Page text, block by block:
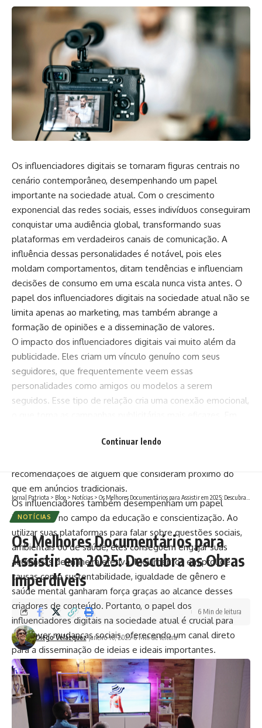
Os influenciadores digitais se tornaram figuras centrais no
cenário contemporâneo, desempenhando um papel
importante na sociedade atual. Com o crescimento
exponencial das redes sociais, esses indivíduos conseguiram
conquistar uma audiência global, transformando suas
plataformas em verdadeiros canais de comunicação. A
influência dessas personalidades é notável, pois eles
moldam comportamentos, ditam tendências e influenciam
decisões de consumo em uma escala nunca vista antes. O
papel dos influenciadores digitais na sociedade atual não se
limita apenas ao marketing, mas também abrange a
formação de opiniões e a disseminação de valores.
O impacto dos influenciadores digitais vai muito além da
publicidade. Eles criam um vínculo genuíno com seus
seguidores, que frequentemente veem essas
personalidades como amigos ou modelos a serem
seguidos. Esse tipo de relação cria uma conexão emocional,
influenciadores digitais na sociedade atual é fundamental
recomendações de alguém que consideram próximo do
que em anúncios tradicionais.
Os influenciadores também desempenham um papel
importante no campo da educação e conscientização. Ao
utilizar suas plataformas para falar sobre questões sociais,
ambientais ou de saúde, eles conseguem engajar suas
audiências de maneira efetiva. Movimentos em prol de
causas como sustentabilidade, igualdade de gênero e
saúde mental ganharam força graças ao alcance desses
criadores de conteúdo. Portanto, o papel dos
influenciadores digitais na sociedade atual é crucial para
promover mudanças sociais, oferecendo um canal direto
para a disseminação de ideias e ideais importantes.
No entanto, nem todos os aspectos do papel dos
influenciadores digitais na sociedade atual são positivos. Há
uma crescente preocupação com a propagação de
informações falsas ou enganosas, também conhecida como
fake news. Como figuras de autoridade em suas áreas, os
Continuar lendo
Jornal Patriota > Blog > Notícias > Os Melhores Documentários para Assistir em 2025: Descubra as Obras Imperdíveis
NOTÍCIAS
Os Melhores Documentários para
Assistir em 2025: Descubra as Obras
Imperdíveis
Diego Velázquez janeiro 16, 2025 6 Min de leitura
6 Min de leitura